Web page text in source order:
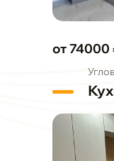
от 74000